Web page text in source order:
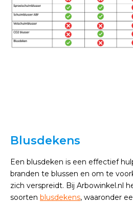
Blusdekens
Een blusdeken is een effectief
branden te blussen en om te
zich verspreidt. Bij Arbowinkel.nl
soorten blusdekens, waaronder